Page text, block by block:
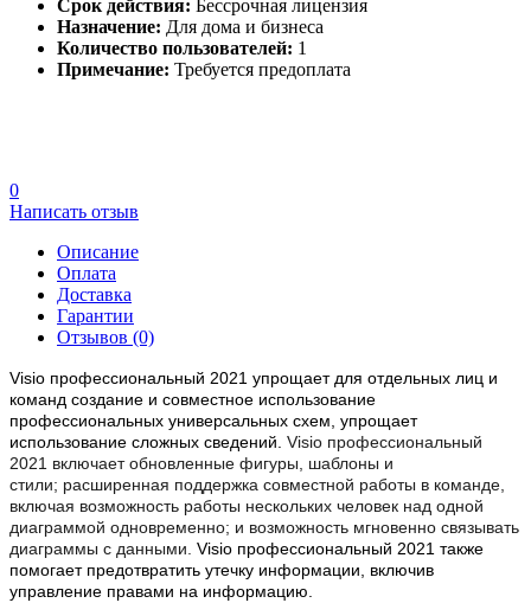
Срок действия: Бессрочная лицензия
Назначение: Для дома и бизнеса
Количество пользователей: 1
Примечание: Требуется предоплата
0
Написать отзыв
Описание
Оплата
Доставка
Гарантии
Отзывов (0)
Visio профессиональный 2021 упрощает для отдельных лиц и
команд создание и совместное использование
профессиональных универсальных схем, упрощает
использование сложных сведений. Visio профессиональный
2021 включает обновленные фигуры, шаблоны и
стили; расширенная поддержка совместной работы в команде,
включая возможность работы нескольких человек над одной
диаграммой одновременно; и возможность мгновенно связывать
диаграммы с данными. Visio профессиональный 2021 также
помогает предотвратить утечку информации, включив
управление правами на информацию.